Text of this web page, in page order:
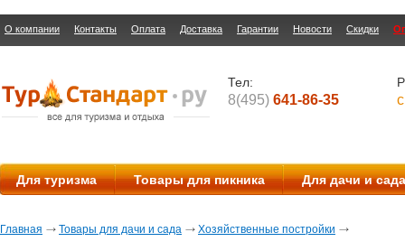
О компании Контакты Оплата Доставка Гарантии Новости Скидки
Тел:
8(495) 641-86-35
Для туризма Товары для пикника Для дачи и сада
Главная Товары для дачи и сада Хозяйственные постройки